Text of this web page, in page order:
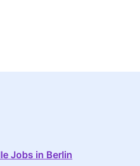
Jobs in Berlin